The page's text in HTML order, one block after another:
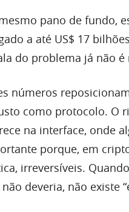
pano de fundo,
a até US$ 17
do problema já não é
números
como protocolo. O
na interface, onde
porque, em
irreversíveis.
deveria, não existe